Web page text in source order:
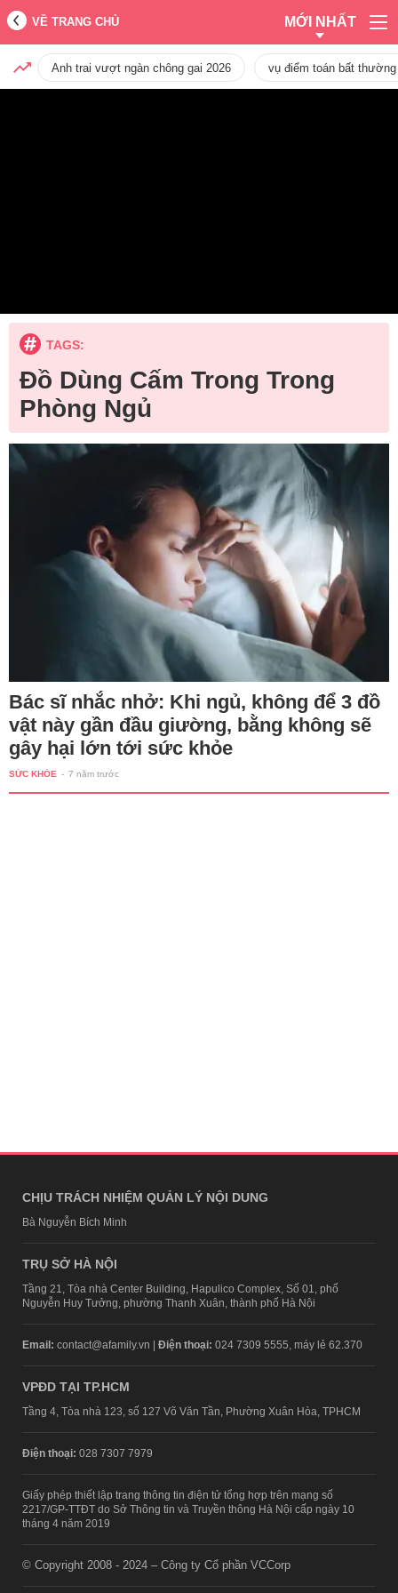
VỀ TRANG CHỦ MỚI NHẤT
Anh trai vượt ngàn chông gai 2026 vụ điểm toán bất
TAGS:
Đồ Dùng Cấm Trong Trong
Phòng Ngủ
Bác sĩ nhắc nhở: Khi ngủ, không để 3 đồ
vật này gần đầu giường, bằng không sẽ
gây hại lớn tới sức khỏe
SỨC KHỎE - 7 năm trước
CHỊU TRÁCH NHIỆM QUẢN LÝ NỘI DUNG
Bà Nguyễn Bích Minh
TRỤ SỞ HÀ NỘI
Tầng 21, Tòa nhà Center Building, Hapulico Complex, Số 01, phố
Nguyễn Huy Tưởng, phường Thanh Xuân, thành phố Hà Nội
Email: contact@afamily.vn | Điện thoại: 024 7309 5555, máy lẻ 62.370
VPĐD TẠI TP.HCM
Tầng 4, Tòa nhà 123, số 127 Võ Văn Tần, Phường Xuân Hòa, TPHCM
Điện thoại: 028 7307 7979
Giấy phép thiết lập trang thông tin điện tử tổng hợp trên mạng số
2217/GP-TTĐT do Sở Thông tin và Truyền thông Hà Nội cấp ngày 10
tháng 4 năm 2019
© Copyright 2008 - 2024 – Công ty Cổ phần VCCorp